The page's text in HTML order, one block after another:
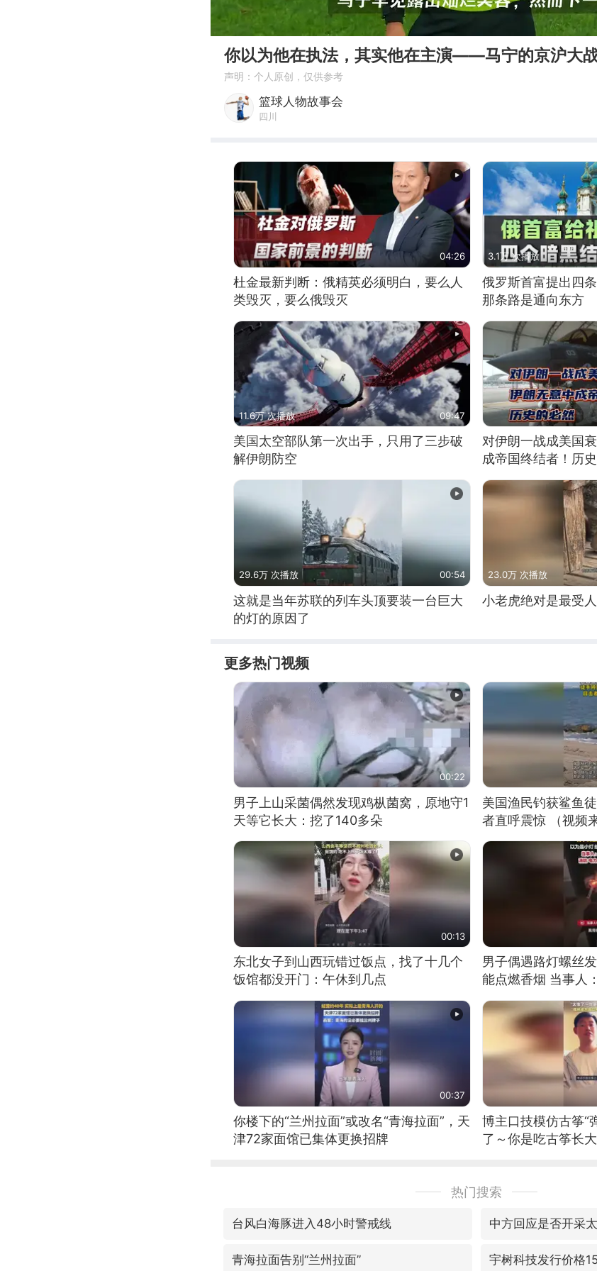
00:00
你以为他在执法，其实他在主演——马宁的京沪大
声明：个人原创，仅供参考
篮球人物故事会
四川
04:26
杜金最新判断：俄精英必须明白，要么人
类毁灭，要么俄毁灭
3.1万 次播放
俄罗斯首富提出四
那条路是通向东方
11.6万 次播放 09:47
美国太空部队第一次出手，只用了三步破
解伊朗防空
对伊朗一战成美国
成帝国终结者！历
29.6万 次播放 00:54
这就是当年苏联的列车头顶要装一台巨大
的灯的原因了
23.0万 次播放
小老虎绝对是最受
更多热门视频
00:22
男子上山采菌偶然发现鸡枞菌窝，原地守1
天等它长大：挖了140多朵
美国渔民钓获鲨鱼
者直呼震惊 （视频
00:13
东北女子到山西玩错过饭点，找了十几个
饭馆都没开门：午休到几点
男子偶遇路灯螺丝
能点燃香烟 当事人
00:37
你楼下的“兰州拉面”或改名“青海拉面”，天
津72家面馆已集体更换招牌
博主口技模仿古筝“
了～你是吃古筝长
热门搜索
台风白海豚进入48小时警戒线 中方回应是否开采
青海拉面告别“兰州拉面” 宇树科技发行价格